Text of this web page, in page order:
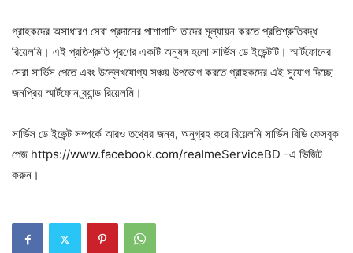
গ্রাহকদের অসাধারণ সেবা প্রদানের পাশাপাশি তাদের মূল্যায়ন করতে প্রতিশ্রুতিবদ্ধ
রিয়েলমি। এই প্রতিশ্রুতি পূরণের একটি অনুষঙ্গ হলো সার্ভিস ডে ইভেন্টটি। স্মার্টফোনের
সেরা সার্ভিস পেতে এবং উল্লেখযোগ্য সঞ্চয় উপভোগ করতে গ্রাহকদের এই সুযোগ দিচ্ছে
জনপ্রিয় স্মার্টফোন ব্র্যান্ড রিয়েলমি।
সার্ভিস ডে ইভেন্ট সম্পর্কে আরও তথ্যের জন্য, অনুগ্রহ করে রিয়েলমি সার্ভিস বিডি ফেসবুক
পেজ https://www.facebook.com/realmeServiceBD -এ ভিজিট
করুন।